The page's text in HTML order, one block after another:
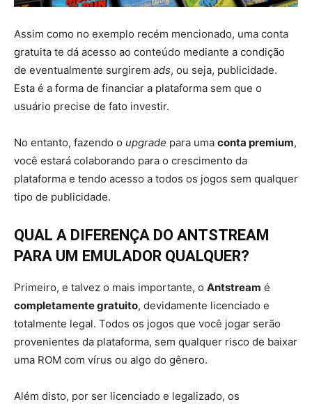
Assim como no exemplo recém mencionado, uma conta
gratuita te dá acesso ao conteúdo mediante a condição
de eventualmente surgirem ads, ou seja, publicidade.
Esta é a forma de financiar a plataforma sem que o
usuário precise de fato investir.
No entanto, fazendo o upgrade para uma conta premium,
você estará colaborando para o crescimento da
plataforma e tendo acesso a todos os jogos sem qualquer
tipo de publicidade.
QUAL A DIFERENÇA DO ANTSTREAM
PARA UM EMULADOR QUALQUER?
Primeiro, e talvez o mais importante, o Antstream é
completamente gratuito, devidamente licenciado e
totalmente legal. Todos os jogos que você jogar serão
provenientes da plataforma, sem qualquer risco de baixar
uma ROM com vírus ou algo do gênero.
Além disto, por ser licenciado e legalizado, os